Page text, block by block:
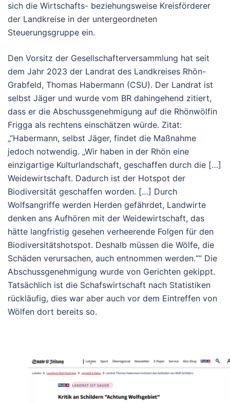
sich die Wirtschafts- beziehungsweise Kreisförderer
der Landkreise in der untergeordneten
Steuerungsgruppe ein.
Den Vorsitz der Gesellschafterversammlung hat seit
dem Jahr 2023 der Landrat des Landkreises Rhön-
Grabfeld, Thomas Habermann (CSU). Der Landrat ist
selbst Jäger und wurde vom BR dahingehend zitiert,
dass er die Abschussgenehmigung auf die Rhönwölfin
Frigga als rechtens einschätzen würde. Zitat:
„“Habermann, selbst Jäger, findet die Maßnahme
jedoch notwendig. „Wir haben in der Rhön eine
einzigartige Kulturlandschaft, geschaffen durch die […]
Weidewirtschaft. Dadurch ist der Hotspot der
Biodiversität geschaffen worden. […] Durch
Wolfsangriffe werden Herden gefährdet, Landwirte
denken ans Aufhören mit der Weidewirtschaft, das
hätte langfristig gesehen verheerende Folgen für den
Biodiversitätshotspot. Deshalb müssen die Wölfe, die
Schäden verursachen, auch entnommen werden.““ Die
Abschussgenehmigung wurde von Gerichten gekippt.
Tatsächlich ist die Schafswirtschaft nach Statistiken
rückläufig, dies war aber auch vor dem Eintreffen von
Wölfen dort bereits so.